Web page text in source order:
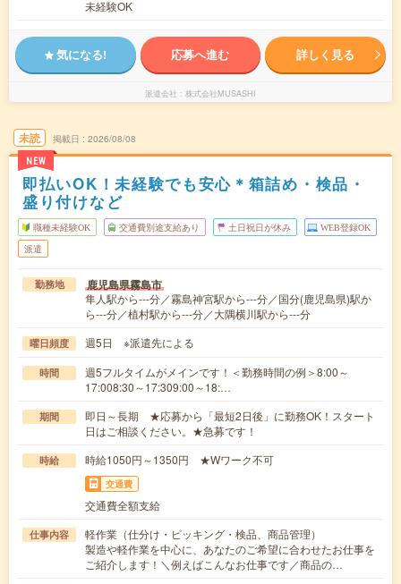
未経験OK
気になる! 応募へ進む 詳しく見る
派遣会社 株式会社MUSASHI
未読
NEW
掲載日 2026/08/08
即払いOK！未経験でも安心＊箱詰め・検品・
盛り付けなど
職種未経験OK 交通費別途支給あり 土日祝日が休み WEB登録OK
派遣
勤務地 鹿児島県霧島市
隼人駅から---分／霧島神宮駅から---分／国分(鹿児島県)駅か
ら---分／植村駅から---分／大隅横川駅から---分
曜日頻度 週5日 ※派遣先による
時間
週5フルタイムがメインです！＜勤務時間の例＞8:00～
17:008:30～17:309:00～18:…
期間
即日～長期 ★応募から「最短2日後」に勤務OK！スタート
日はご相談ください。★急募です！
時給 時給1050円～1350円 ★Wワーク不可
交通費
交通費全額支給
仕事内容
軽作業（仕分け・ピッキング・検品、商品管理）
製造や軽作業を中心に、あなたのご希望に合わせたお仕事を
ご紹介します！＼例えばこんなお仕事です／商品の…